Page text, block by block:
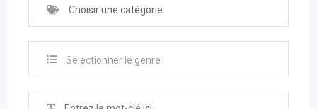
Choisir une catégorie
Sélectionner le genre